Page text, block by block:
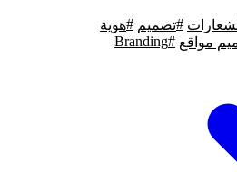
#تصميم #هوية
مواقع #
Branding